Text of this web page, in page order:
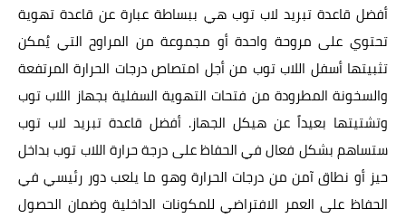
أفضل قاعدة تبريد لاب توب هي ببساطة عبارة عن قاعدة تهوية
تحتوي على مروحة واحدة أو مجموعة من المراوح التي يُمكن
تثبيتها أسفل اللاب توب من أجل امتصاص درجات الحرارة المرتفعة
والسخونة المطرودة من فتحات التهوية السفلية بجهاز اللاب توب
وتشتيتها بعيداً عن هيكل الجهاز. أفضل قاعدة تبريد لاب توب
ستساهم بشكل فعال في الحفاظ على درجة حرارة اللاب توب بداخل
حيز أو نطاق آمن من درجات الحرارة وهو ما يلعب دور رئيسي في
الحفاظ على العمر الافتراضي للمكونات الداخلية وضمان الحصول